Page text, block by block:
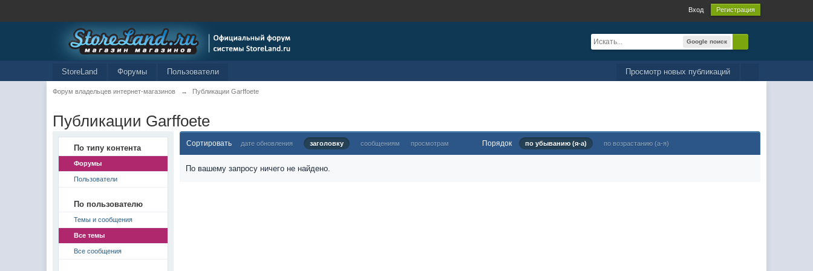
Вход Регистрация
Google поиск
Просмотр новых публикаций
StoreLand Форумы Пользователи
Форум владельцев интернет-магазинов → Публикации Garffoete
Публикации Garffoete
По типу контента
Форумы
Пользователи
По пользователю
Темы и сообщения
Все темы
Все сообщения
Сортировать дате обновления заголовку сообщениям просмотрам Порядок по убыванию (я-а) по возрастанию (а-я)
По вашему запросу ничего не найдено.